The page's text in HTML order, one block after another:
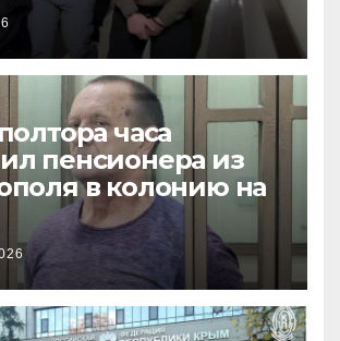
часа
пенсионера из
в колонию на